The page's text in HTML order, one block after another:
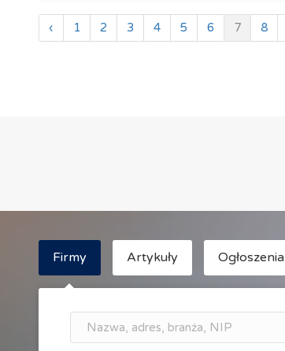
‹ 1 2 3 4 5 6 7 8
Firmy Artykuły Ogłoszenia